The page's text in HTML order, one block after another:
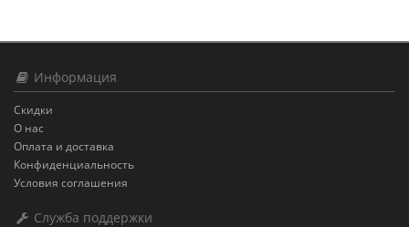
Информация
Скидки
О нас
Оплата и доставка
Конфиденциальность
Условия соглашения
Служба поддержки